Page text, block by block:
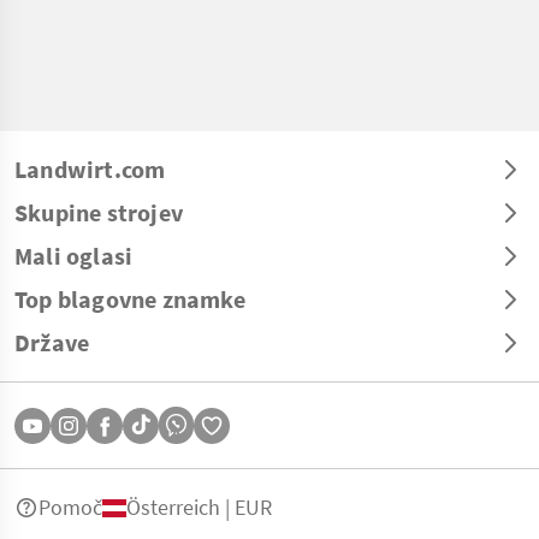
Landwirt.com
Skupine strojev
Mali oglasi
Top blagovne znamke
Države
Pomoč Österreich | EUR